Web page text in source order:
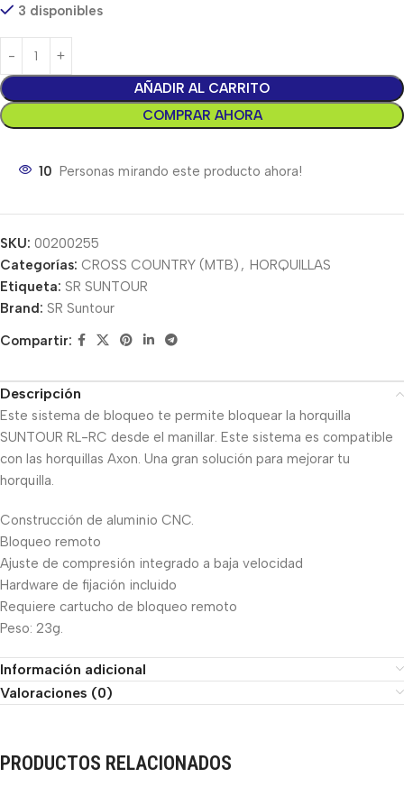
3 disponibles
AÑADIR AL CARRITO
COMPRAR AHORA
10 Personas mirando este producto ahora!
SKU: 00200255
Categorías: CROSS COUNTRY (MTB) , HORQUILLAS
Etiqueta: SR SUNTOUR
Brand: SR Suntour
Compartir:
Descripción
Este sistema de bloqueo te permite bloquear la horquilla
SUNTOUR RL-RC desde el manillar. Este sistema es compatible
con las horquillas Axon. Una gran solución para mejorar tu
horquilla.
Construcción de aluminio CNC.
Bloqueo remoto
Ajuste de compresión integrado a baja velocidad
Hardware de fijación incluido
Requiere cartucho de bloqueo remoto
Peso: 23g.
Información adicional
Valoraciones (0)
PRODUCTOS RELACIONADOS